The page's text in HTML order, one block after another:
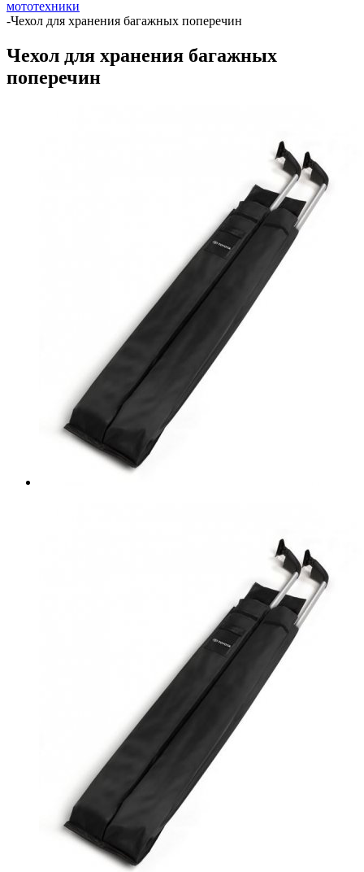
мототехники
-Чехол для хранения багажных поперечин
Чехол для хранения багажных
поперечин